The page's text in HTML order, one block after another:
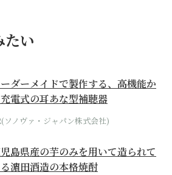
たい
ダーメイドで製作する、高機能か
電式の耳あな型補聴器
ソノヴァ・ジャパン株式会社)
島県産の芋のみを用いて造られて
濵田酒造の本格焼酎